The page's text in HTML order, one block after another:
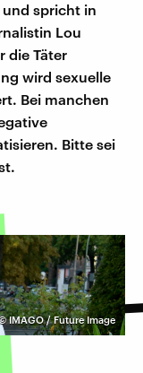
spricht in
Lou
die Täter
wird sexuelle
Bei manchen
Bitte sei
IMAGO / Future Image